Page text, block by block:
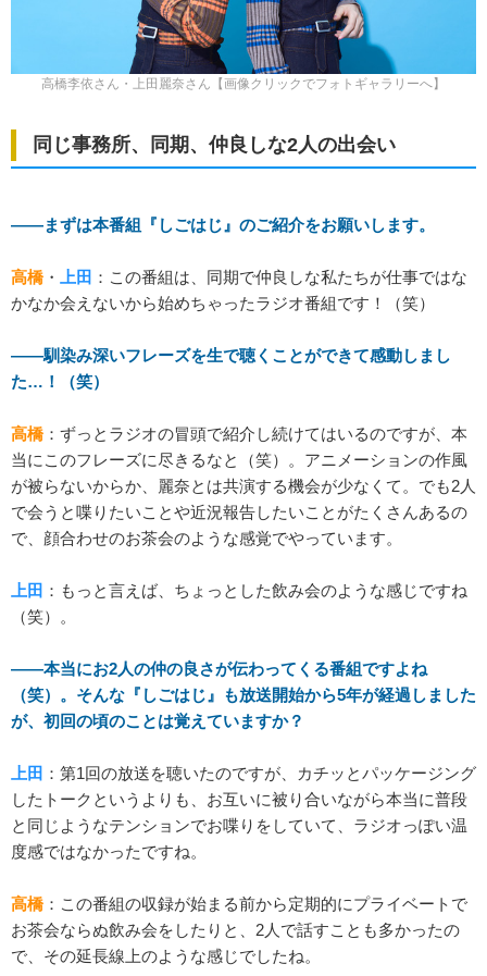
高橋李依さん・上田麗奈さん【画像クリックでフォトギャラリーへ】
同じ事務所、同期、仲良しな2人の出会い
――まずは本番組『しごはじ』のご紹介をお願いします。
高橋 ・ 上田 ：この番組は、同期で仲良しな私たちが仕事ではな
かなか会えないから始めちゃったラジオ番組です！（笑）
――馴染み深いフレーズを生で聴くことができて感動しまし
た…！（笑）
高橋 ：ずっとラジオの冒頭で紹介し続けてはいるのですが、本
当にこのフレーズに尽きるなと（笑）。アニメーションの作風
が被らないからか、麗奈とは共演する機会が少なくて。でも2人
で会うと喋りたいことや近況報告したいことがたくさんあるの
で、顔合わせのお茶会のような感覚でやっています。
上田 ：もっと言えば、ちょっとした飲み会のような感じですね
（笑）。
――本当にお2人の仲の良さが伝わってくる番組ですよね
（笑）。そんな『しごはじ』も放送開始から5年が経過しました
が、初回の頃のことは覚えていますか？
上田 ：第1回の放送を聴いたのですが、カチッとパッケージング
したトークというよりも、お互いに被り合いながら本当に普段
と同じようなテンションでお喋りをしていて、ラジオっぽい温
度感ではなかったですね。
高橋 ：この番組の収録が始まる前から定期的にプライベートで
お茶会ならぬ飲み会をしたりと、2人で話すことも多かったの
で、その延長線上のような感じでしたね。